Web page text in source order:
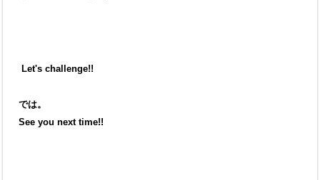
Let's challenge!!
では。
See you next time!!